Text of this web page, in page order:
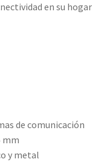
en su hogar
de comunicación
mm
y metal